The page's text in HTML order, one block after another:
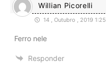
Willian Picorelli
14 , Outubro , 2019 1:25
Ferro nele
Responder